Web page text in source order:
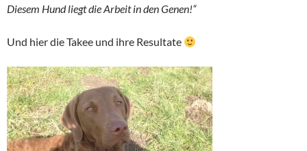
Diesem Hund liegt die Arbeit in den Genen!“
Und hier die Takee und ihre Resultate